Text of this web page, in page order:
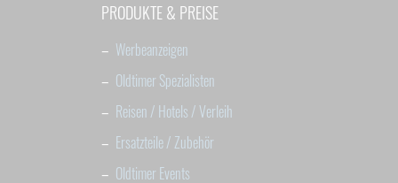
PRODUKTE & PREISE
– Werbeanzeigen
– Oldtimer Spezialisten
– Reisen / Hotels / Verleih
– Ersatzteile / Zubehör
– Oldtimer Events